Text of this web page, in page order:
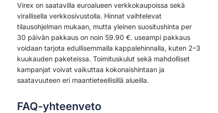
Virex on saatavilla euroalueen verkkokaupoissa sekä
virallisella verkkosivustolla. Hinnat vaihtelevat
tilausohjelman mukaan, mutta yleinen suositushinta per
30 päivän pakkaus on noin 59.90 €. useampi pakkaus
voidaan tarjota edullisemmalla kappalehinnalla, kuten 2–3
kuukauden paketeissa. Toimituskulut sekä mahdolliset
kampanjat voivat vaikuttaa kokonaishintaan ja
saatavuuteen eri maantieteellisillä alueilla.
FAQ-yhteenveto